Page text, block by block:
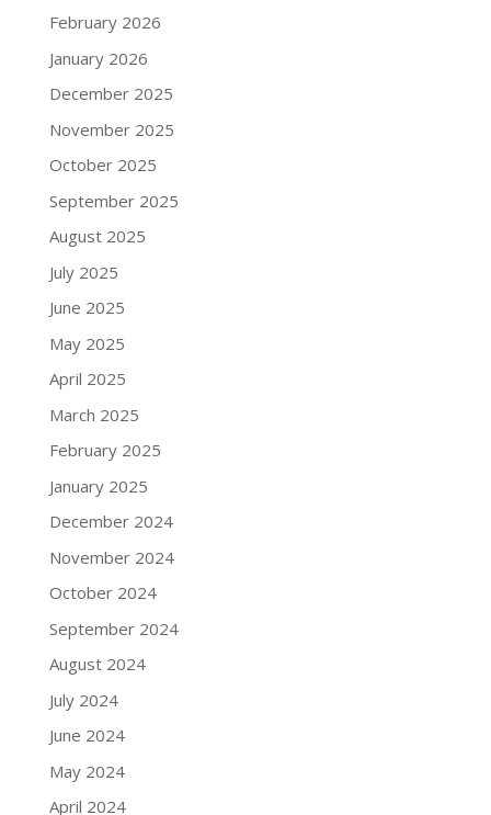
February 2026
January 2026
December 2025
November 2025
October 2025
September 2025
August 2025
July 2025
June 2025
May 2025
April 2025
March 2025
February 2025
January 2025
December 2024
November 2024
October 2024
September 2024
August 2024
July 2024
June 2024
May 2024
April 2024